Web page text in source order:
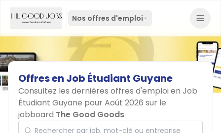
Nos offres d'emploi
Offresen Job Étudiant Guyane
Consultez les dernières offres d'emploi en Job
Étudiant Guyane pour Août 2026 sur le
jobboard The Good Goods
Rechercher par job, mot-clé ou entreprise